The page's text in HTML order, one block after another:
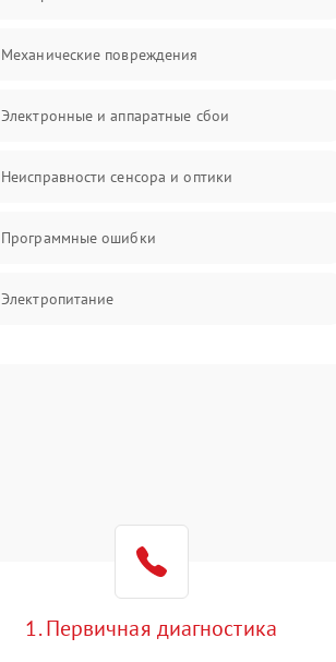
Механические повреждения
Электронные и аппаратные сбои
Неисправности сенсора и оптики
Программные ошибки
Электропитание
Температурные проблемы
Сбои коммуникаций и интерфейсов
1. Первичная диагностика